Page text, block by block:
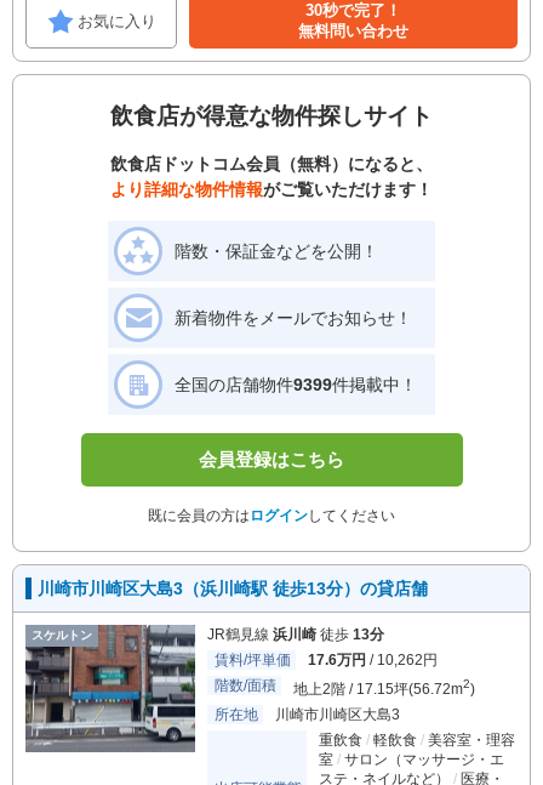
お気に入り
30秒で完了！
無料問い合わせ
飲食店が得意な物件探しサイト
飲食店ドットコム会員（無料）になると、
より詳細な物件情報がご覧いただけます！
階数・保証金などを公開！
新着物件をメールでお知らせ！
全国の店舗物件9399件掲載中！
会員登録はこちら
既に会員の方は ログインしてください
川崎市川崎区大島3（浜川崎駅 徒歩13分）の貸店舗
スケルトン JR鶴見線 浜川崎 徒歩 13分
賃料/坪単価
17.6万円 / 10,262円
階数/面積
地上2階 / 17.15坪(56.72m2)
所在地
川崎市川崎区大島3
重飲食 軽飲食
美容室・理容
室
サロン（マッサージ・エ
ステ・ネイルなど）
医療・